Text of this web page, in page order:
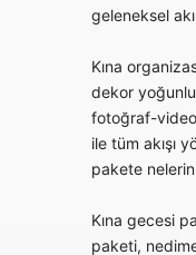
geleneksel
Kına
dekor
fotoğraf-
ile tüm akışı
pakete nelerin
Kına gecesi
paketi,